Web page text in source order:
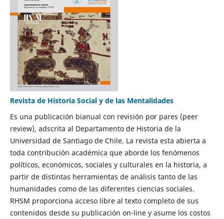
Revista de Historia Social y de las Mentalidades
Es una publicación bianual con revisión por pares (peer
review), adscrita al Departamento de Historia de la
Universidad de Santiago de Chile. La revista esta abierta a
toda contribución académica que aborde los fenómenos
políticos, económicos, sociales y culturales en la historia, a
partir de distintas herramientas de análisis tanto de las
humanidades como de las diferentes ciencias sociales.
RHSM proporciona acceso libre al texto completo de sus
contenidos desde su publicación on-line y asume los costos